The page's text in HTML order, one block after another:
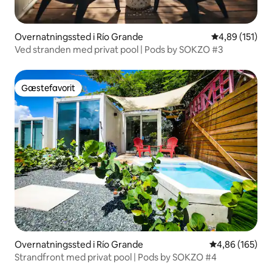
Overnatningssted i Río Grande 4,89 ud af 5 i
4,89 (151)
Ved stranden med privat pool | Pods by SOKZO #3
Gæstefavorit
Gæstefavorit
Overnatningssted i Río Grande 4,86 ud af 5 i
4,86 (165)
Strandfront med privat pool | Pods by SOKZO #4